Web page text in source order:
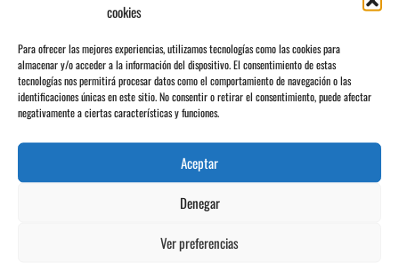
cookies
Para ofrecer las mejores experiencias, utilizamos tecnologías como las cookies para
almacenar y/o acceder a la información del dispositivo. El consentimiento de estas
tecnologías nos permitirá procesar datos como el comportamiento de navegación o las
identificaciones únicas en este sitio. No consentir o retirar el consentimiento, puede afectar
negativamente a ciertas características y funciones.
Aceptar
Denegar
Ver preferencias
i
ó
n
d
p
Deja una respuesta
Tu dirección de correo electrónico no será publicada.Los campos
obligatorios están marcados con*
Comentario*